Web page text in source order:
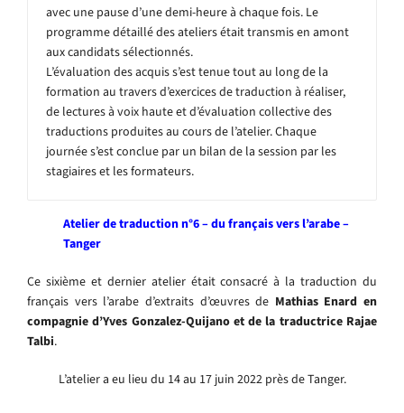
avec une pause d’une demi-heure à chaque fois. Le
programme détaillé des ateliers était transmis en amont
aux candidats sélectionnés.
L’évaluation des acquis s’est tenue tout au long de la
formation au travers d’exercices de traduction à réaliser,
de lectures à voix haute et d’évaluation collective des
traductions produites au cours de l’atelier. Chaque
journée s’est conclue par un bilan de la session par les
stagiaires et les formateurs.
Atelier de traduction n°6 – du français vers l’arabe –
Tanger
Ce sixième et dernier atelier était consacré à la traduction du
français vers l’arabe d’extraits d’œuvres de Mathias Enard en
compagnie d’Yves Gonzalez-Quijano et de la traductrice Rajae
Talbi.
L’atelier a eu lieu du 14 au 17 juin 2022 près de Tanger.